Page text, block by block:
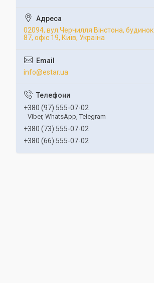
02094, вул.Черчилля Вінстона, будинок
87, офіс 19, Київ, Україна
info@estar.ua
+380 (97) 555-07-02
Viber, WhatsApp, Telegram
+380 (73) 555-07-02
+380 (66) 555-07-02